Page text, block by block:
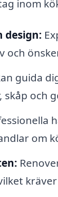
inom
design:
och
guida
och
om